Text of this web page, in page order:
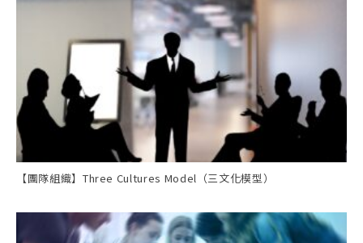
【團隊組織】Three Cultures Model（三文化模型）